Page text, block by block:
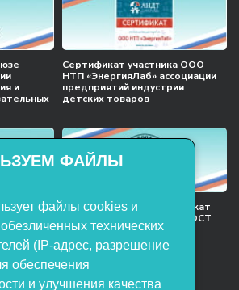
и
Сертификат участника ООО
НТП «ЭнергияЛаб» ассоциации
предприятий индустрии
детских товаров
марки
выпуск
Международный сертификат
менеджмента качества ГОСТ
ISO 9001:2015
Все права
ФАЙЛЫ
файлы cookies и
технических
(IP-адрес, разрешение
обеспечения
и улучшения качества